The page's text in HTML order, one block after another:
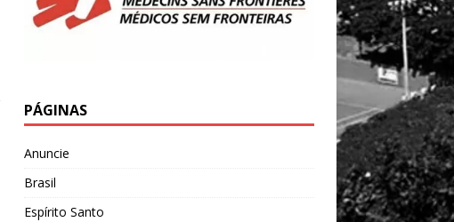
PÁGINAS
Anuncie
Brasil
Espírito Santo